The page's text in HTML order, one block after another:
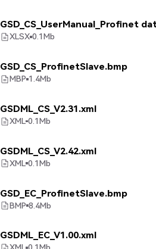
GSD_CS_UserManual_Profinet
XLSX 0.1Mb
GSD_CS_ProfinetSlave.bmp
MBP 1.4Mb
GSDML_CS_V2.31.xml
XML 0.1Mb
GSDML_CS_V2.42.xml
XML 0.1Mb
GSD_EC_ProfinetSlave.bmp
BMP 8.4Mb
GSDML_EC_V1.00.xml